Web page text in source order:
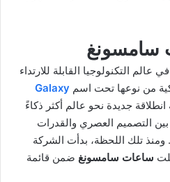
سامسونغ
عالم التكنولوجيا القابلة للارتداء
Galaxy
جديدة نحو عالم أكثر ذكاءً
التصميم العصري والقدرات
ومنذ تلك اللحظة، بدأت الشركة
ساعات سامسونغ ضمن قائمة